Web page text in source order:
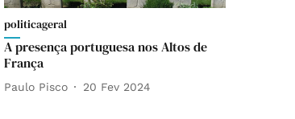
politicageral
A presença portuguesa nos Altos de
França
Paulo Pisco 20 Fev 2024